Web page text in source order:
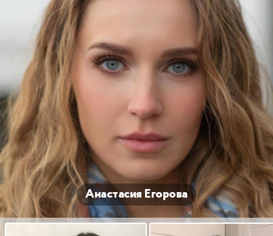
Анастасия Егорова